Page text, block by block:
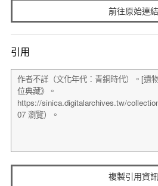
前往原始連結
引用
複製引用資訊